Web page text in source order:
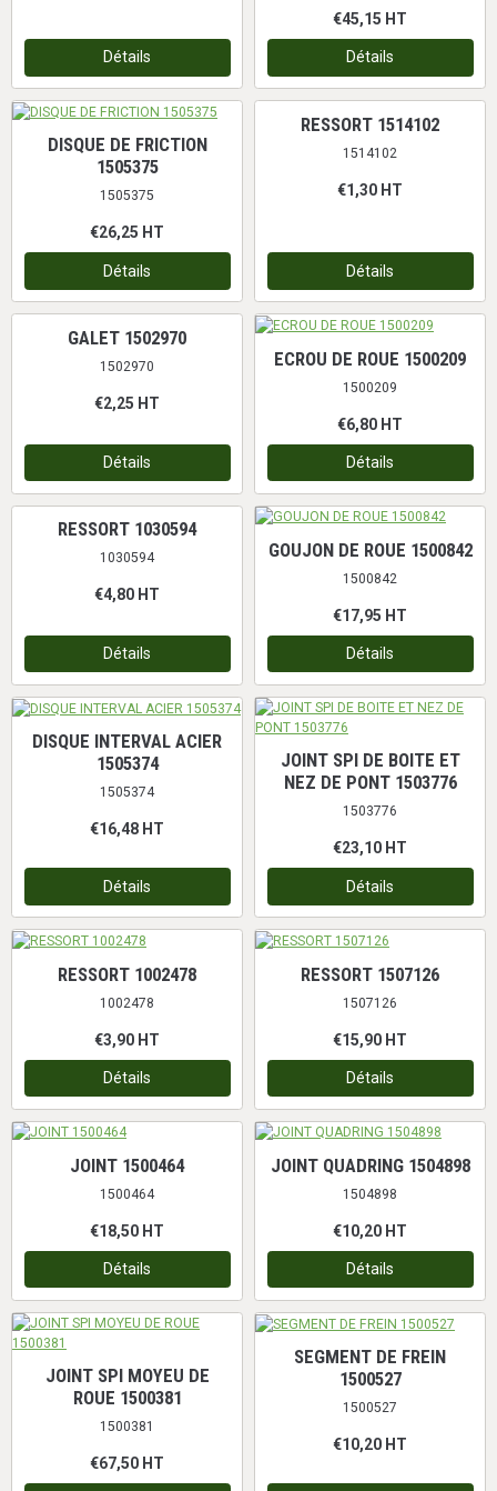
Détails
€45,15 HT
Détails
DISQUE DE FRICTION
1505375
1505375
€26,25 HT
Détails
RESSORT 1514102
1514102
€1,30 HT
Détails
GALET 1502970
1502970
€2,25 HT
Détails
ECROU DE ROUE 1500209
1500209
€6,80 HT
Détails
RESSORT 1030594
1030594
€4,80 HT
Détails
GOUJON DE ROUE 1500842
1500842
€17,95 HT
Détails
DISQUE INTERVAL ACIER
1505374
1505374
€16,48 HT
Détails
JOINT SPI DE BOITE ET
NEZ DE PONT 1503776
1503776
€23,10 HT
Détails
RESSORT 1002478
1002478
€3,90 HT
Détails
RESSORT 1507126
1507126
€15,90 HT
Détails
JOINT 1500464
1500464
€18,50 HT
Détails
JOINT QUADRING 1504898
1504898
€10,20 HT
Détails
JOINT SPI MOYEU DE
ROUE 1500381
1500381
€67,50 HT
SEGMENT DE FREIN
1500527
1500527
€10,20 HT